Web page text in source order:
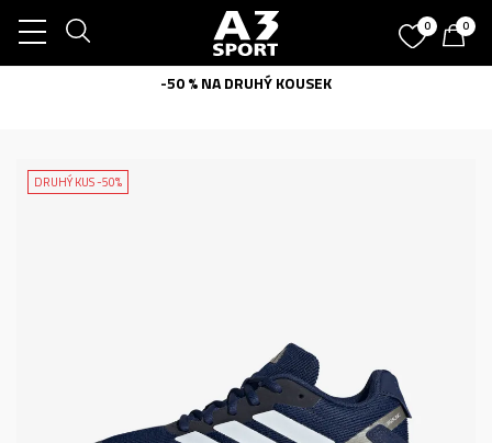
0 0
-50 % NA DRUHÝ KOUSEK
DRUHÝ KUS -50%